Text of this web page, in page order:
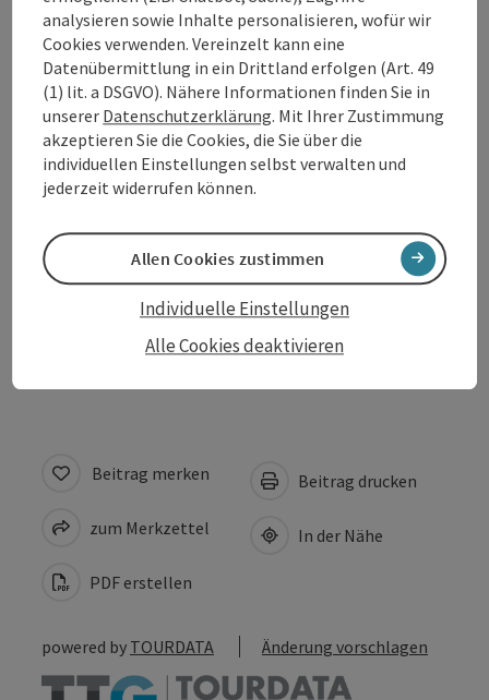
Öffnungszeiten
Anreise/Lage
Eignung
Barrierefreiheit
Beitrag merken
zum Merkzettel
PDF erstellen
Beitrag drucken
In der Nähe
powered by TOURDATA Änderung vorschlagen
analysieren sowie Inhalte personalisieren, wofür wir
Cookies verwenden. Vereinzelt kann eine
Datenübermittlung in ein Drittland erfolgen (Art. 49
(1) lit. a DSGVO). Nähere Informationen finden Sie in
unserer Datenschutzerklärung. Mit Ihrer Zustimmung
akzeptieren Sie die Cookies, die Sie über die
individuellen Einstellungen selbst verwalten und
jederzeit widerrufen können.
Alle Cookies deaktivieren
Individuelle Einstellungen
Allen Cookies zustimmen